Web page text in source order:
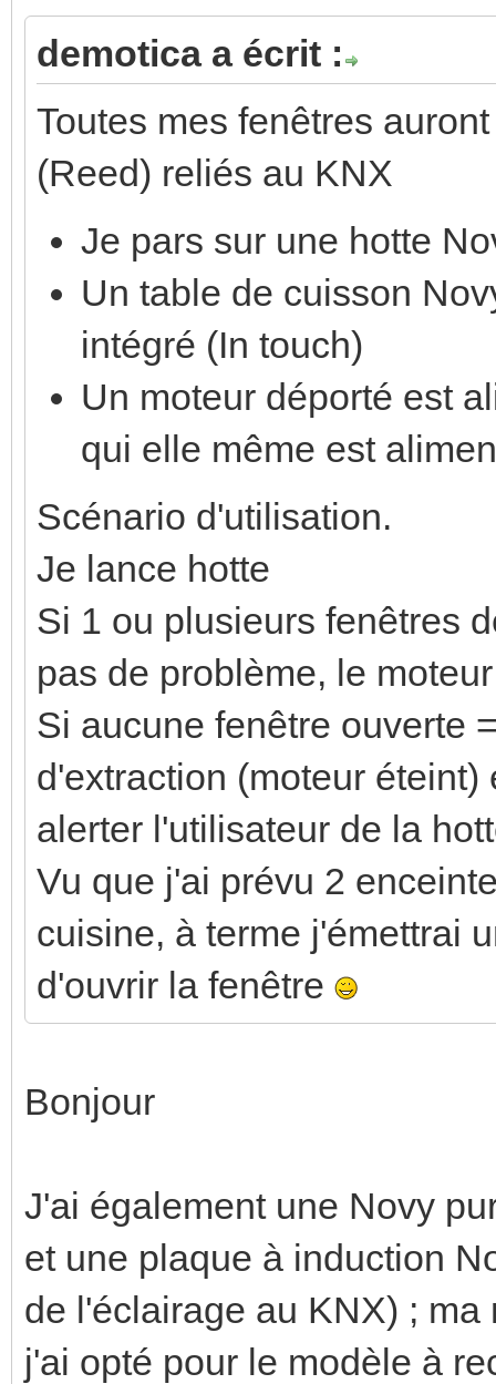
demotica a écrit :
Toutes mes fenêtres
(Reed) reliés au KNX
Je pars sur une hotte
Un table de cuisson
intégré (In touch)
Un moteur déporté est
qui elle même est
Scénario d'utilisation.
Je lance hotte
Si 1 ou plusieurs fenêtres
pas de problème, le
Si aucune fenêtre ouverte
d'extraction (moteur
alerter l'utilisateur de la
Vu que j'ai prévu 2
cuisine, à terme j'émettrai
d'ouvrir la fenêtre
Bonjour
J'ai également une Novy
et une plaque à induction
de l'éclairage au KNX) ;
j'ai opté pour le modèle à